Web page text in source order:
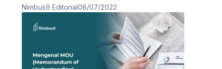
Nimbus9 Editorial08/07/2022